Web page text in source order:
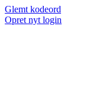
Glemt kodeord
Opret nyt login